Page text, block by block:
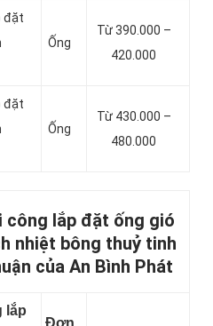
đặt
Ống
Từ 390.000 –
420.000
đặt
Ống
Từ 430.000 –
480.000
công lắp đặt ống gió
nhiệt bông thuỷ tinh
của An Bình Phát
lắp